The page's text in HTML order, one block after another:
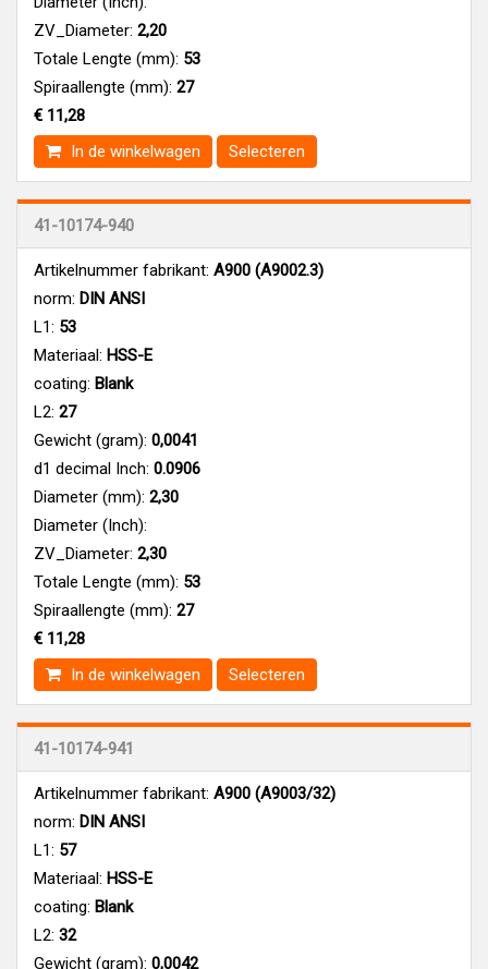
ZV_Diameter: 2,20
Totale Lengte (mm): 53
Spiraallengte (mm): 27
€ 11,28
In de winkelwagen
Selecteren
41-10174-940
Artikelnummer fabrikant: A900 (A9002.3)
norm: DIN ANSI
L1: 53
Materiaal: HSS-E
coating: Blank
L2: 27
Gewicht (gram): 0,0041
d1 decimal Inch: 0.0906
Diameter (mm): 2,30
Diameter (Inch):
ZV_Diameter: 2,30
Totale Lengte (mm): 53
Spiraallengte (mm): 27
€ 11,28
In de winkelwagen
Selecteren
41-10174-941
Artikelnummer fabrikant: A900 (A9003/32)
norm: DIN ANSI
L1: 57
Materiaal: HSS-E
coating: Blank
L2: 32
Gewicht (gram): 0,0042